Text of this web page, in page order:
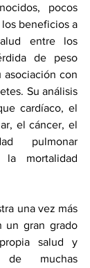
pocos
beneficios a
entre los
de peso
asociación con
Su análisis
cardíaco, el
el cáncer, el
pulmonar
mortalidad
una vez más
un gran grado
salud y
de muchas